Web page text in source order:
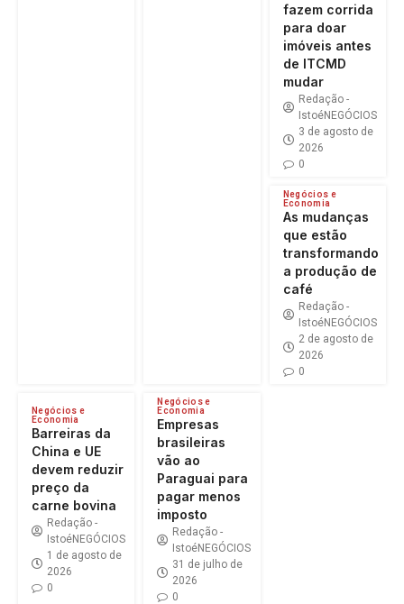
fazem corrida
para doar
imóveis antes
de ITCMD
mudar
Redação -
IstoéNEGÓCIOS
3 de agosto de
2026
0
Negócios e
Economia
As mudanças
que estão
transformando
a produção de
café
Redação -
IstoéNEGÓCIOS
2 de agosto de
2026
0
Negócios e
Economia
Barreiras da
China e UE
devem reduzir
preço da
carne bovina
Redação -
IstoéNEGÓCIOS
1 de agosto de
2026
0
Negócios e
Economia
Empresas
brasileiras
vão ao
Paraguai para
pagar menos
imposto
Redação -
IstoéNEGÓCIOS
31 de julho de
2026
0